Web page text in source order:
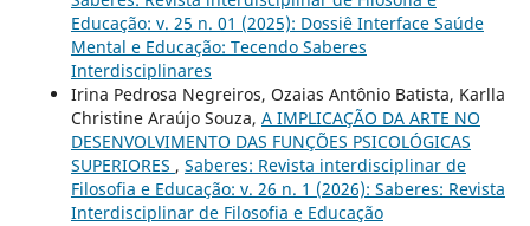
Educação: v. 25 n. 01 (2025): Dossiê Interface Saúde
Mental e Educação: Tecendo Saberes
Interdisciplinares
Irina Pedrosa Negreiros, Ozaias Antônio Batista, Karlla
Christine Araújo Souza, A IMPLICAÇÃO DA ARTE NO
DESENVOLVIMENTO DAS FUNÇÕES PSICOLÓGICAS
SUPERIORES , Saberes: Revista interdisciplinar de
Filosofia e Educação: v. 26 n. 1 (2026): Saberes: Revista
Interdisciplinar de Filosofia e Educação